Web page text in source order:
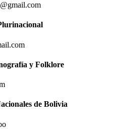
y Folklore
de Bolivia